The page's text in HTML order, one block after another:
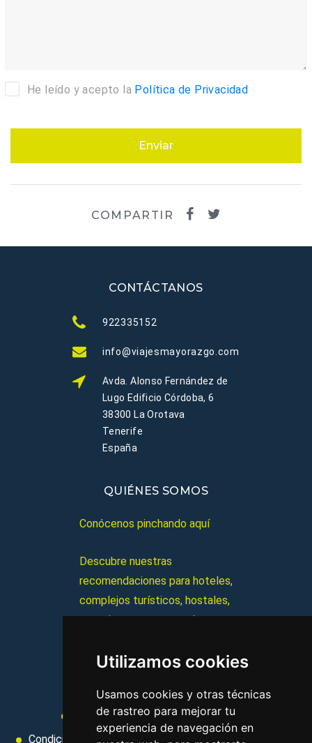
Utilizamos cookies
Usamos cookies y otras técnicas
de rastreo para mejorar tu
experiencia de navegación en
He leído y acepto la Política de Privacidad
Enviar
COMPARTIR
CONTÁCTANOS
922335152
info@viajesmayorazgo.com
Avda. Alonso Fernández de
Lugo Edificio Córdoba, 6
38300 La Orotava
Tenerife
España
QUIÉNES SOMOS
Conócenos pinchando aquí
Descubre nuestras
recomendaciones para hoteles,
complejos turísticos, hostales,
vacaciones, paquetes de
Aviso legal
Condiciones de uso
Condiciones Generales
Ley de Viajes Combinados